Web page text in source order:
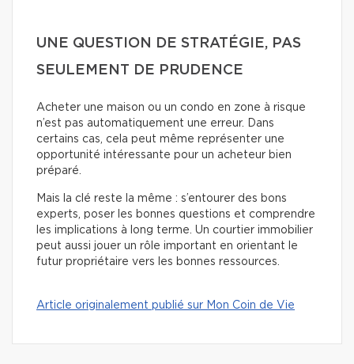
UNE QUESTION DE STRATÉGIE, PAS
SEULEMENT DE PRUDENCE
Acheter une maison ou un condo en zone à risque
n’est pas automatiquement une erreur. Dans
certains cas, cela peut même représenter une
opportunité intéressante pour un acheteur bien
préparé.
Mais la clé reste la même : s’entourer des bons
experts, poser les bonnes questions et comprendre
les implications à long terme. Un courtier immobilier
peut aussi jouer un rôle important en orientant le
futur propriétaire vers les bonnes ressources.
Article originalement publié sur Mon Coin de Vie